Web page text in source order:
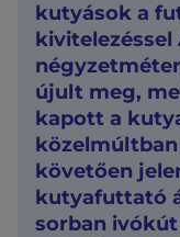
kutyások a
kivitelezéssel
újult meg,
kapott a
követően
kutyafuttató
sorban